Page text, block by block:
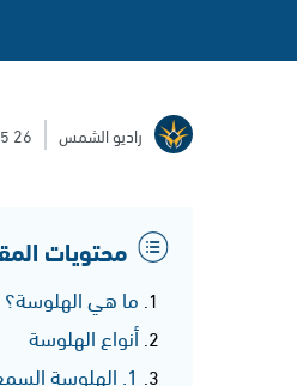
راديو الشمس 26 August 2025
محتويات
ما هي الهلوسة؟
أنواع الهلوسة
1. الهلوسة السمعية